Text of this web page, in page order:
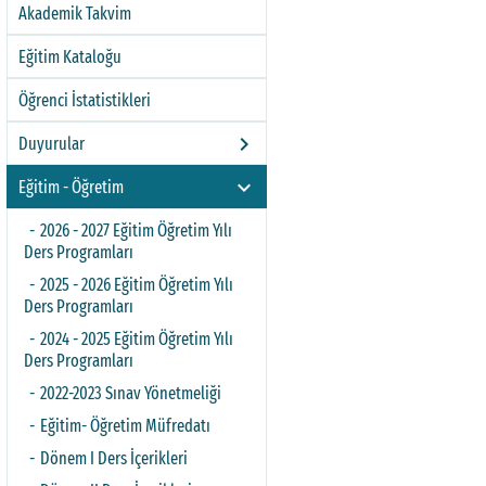
Akademik Takvim
Eğitim Kataloğu
Öğrenci İstatistikleri
Duyurular keyboard_arrow_right
Eğitim - Öğretim keyboard_arrow_right
2026 - 2027 Eğitim Öğretim Yılı
Ders Programları
2025 - 2026 Eğitim Öğretim Yılı
Ders Programları
2024 - 2025 Eğitim Öğretim Yılı
Ders Programları
2022-2023 Sınav Yönetmeliği
Eğitim- Öğretim Müfredatı
Dönem I Ders İçerikleri